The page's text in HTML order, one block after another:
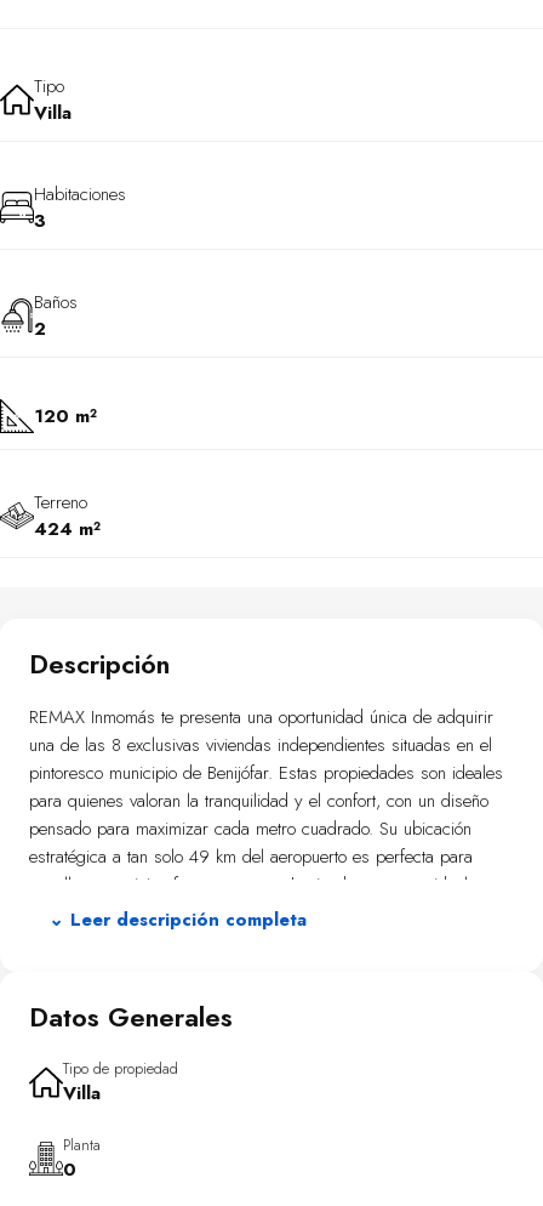
Tipo
Villa
Habitaciones
3
Baños
2
120 m²
Terreno
424 m²
Descripción
REMAX Inmomás te presenta una oportunidad única de adquirir
una de las 8 exclusivas viviendas independientes situadas en el
pintoresco municipio de Benijófar. Estas propiedades son ideales
para quienes valoran la tranquilidad y el confort, con un diseño
pensado para maximizar cada metro cuadrado. Su ubicación
estratégica a tan solo 49 km del aeropuerto es perfecta para
aquellos que viajan frecuentemente, haciendo que sean ideales
tanto como residencia habitual como destino vacacional.
clima mediterráneo, cada propiedad también cuenta con una
relajarse. Las piscinas privadas añaden un toque exclusivo y
refrescante durante el verano. Además, existe la posibilidad de
momentos bajo el sol.
⌄ Leer descripción completa
Datos Generales
Tipo de propiedad
Villa
Planta
0